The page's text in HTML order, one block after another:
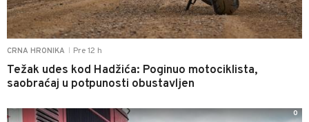
CRNA HRONIKA Pre 12 h
Težak udes kod Hadžića: Poginuo motociklista,
saobraćaj u potpunosti obustavljen
0